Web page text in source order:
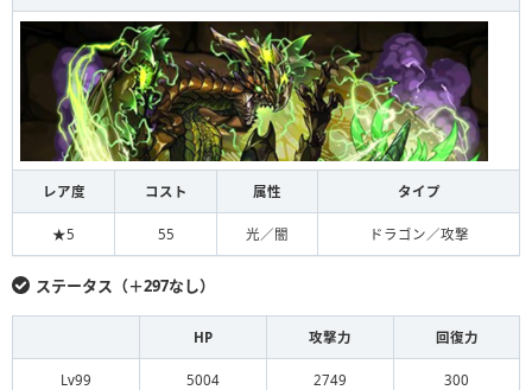
レア度 コスト 属性 タイプ
★5 55 光／闇 ドラゴン／攻撃
ステータス（＋297なし）
HP 攻撃力 回復力
Lv99 5004 2749 300